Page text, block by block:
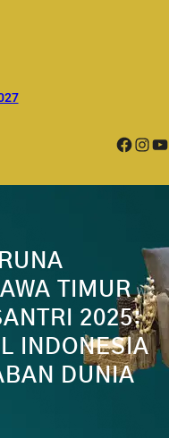
Facebook InstagramYouTube
TIMUR
2025:
INDONESIA
DUNIA